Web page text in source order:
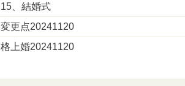
15、結婚式
変更点20241120
格上婚20241120